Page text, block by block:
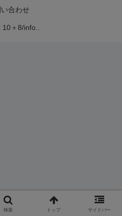
合わせ
＋8/info..
検索 トップ サイドバー